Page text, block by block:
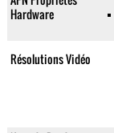
Hardware
Résolutions Vidéo